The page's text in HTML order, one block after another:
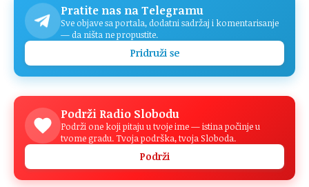
Pratite nas na Telegramu
Sve objave sa portala, dodatni sadržaj i komentarisanje
— da ništa ne propustite.
Pridruži se
Podrži Radio Slobodu
Podrži one koji pitaju u tvoje ime — istina počinje u
tvome gradu. Tvoja podrška, tvoja Sloboda.
Podrži